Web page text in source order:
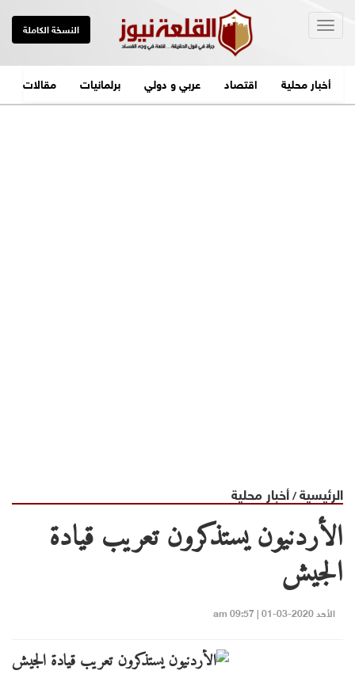
النسخة الكاملة
أخبار محلية اقتصاد عربي و دولي برلمانيات مقالات
الرئيسية/أخبار محلية
الأردنيون يستذكرون تعريب قيادة
الجيش
الأحد 2020-03-01 | 09:57 am